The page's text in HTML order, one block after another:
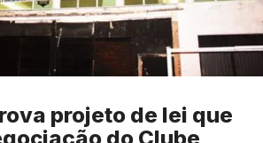
projeto de lei que
do Clube